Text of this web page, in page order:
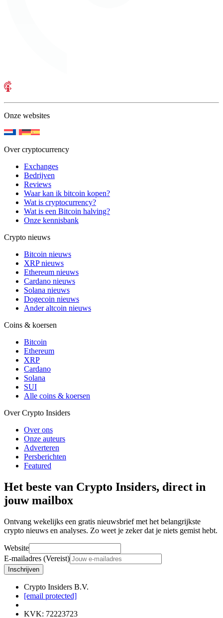
Onze websites
Over cryptocurrency
Exchanges
Bedrijven
Reviews
Waar kan ik bitcoin kopen?
Wat is cryptocurrency?
Wat is een Bitcoin halving?
Onze kennisbank
Crypto nieuws
Bitcoin nieuws
XRP nieuws
Ethereum nieuws
Cardano nieuws
Solana nieuws
Dogecoin nieuws
Ander altcoin nieuws
Coins & koersen
Bitcoin
Ethereum
XRP
Cardano
Solana
SUI
Alle coins & koersen
Over Crypto Insiders
Over ons
Onze auteurs
Adverteren
Persberichten
Featured
Het beste van Crypto Insiders, direct in
jouw mailbox
Ontvang wekelijks een gratis nieuwsbrief met het belangrijkste
crypto nieuws en analyses. Zo weet je zeker dat je niets gemist hebt.
Website
E-mailadres (Vereist)
Inschrijven
Crypto Insiders B.V.
[email protected]
KVK: 72223723